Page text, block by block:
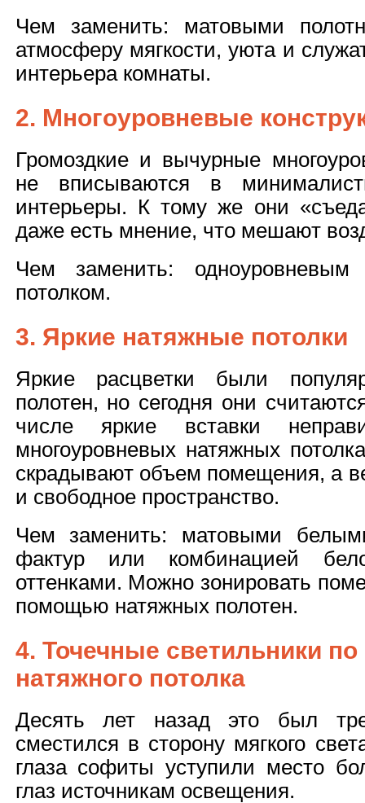
Чем заменить: матовыми
атмосферу мягкости, уюта и
интерьера комнаты.
2. Многоуровневые
Громоздкие и вычурные
не вписываются в
интерьеры. К тому же они
даже есть мнение, что мешают
Чем заменить:
потолком.
3. Яркие натяжные потолки
Яркие расцветки были
полотен, но сегодня они
числе яркие вставки
многоуровневых натяжных
скрадывают объем помещения, а
и свободное пространство.
Чем заменить: матовыми
фактур или комбинацией
оттенками. Можно зонировать
помощью натяжных полотен.
4. Точечные светильники
натяжного потолка
Десять лет назад это был
сместился в сторону мягкого
глаза софиты уступили место
глаз источникам освещения.